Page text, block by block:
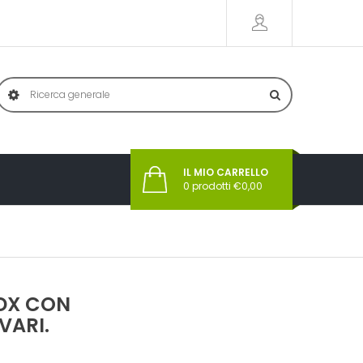
IL MIO CARRELLO
0 prodotti €0,00
CON